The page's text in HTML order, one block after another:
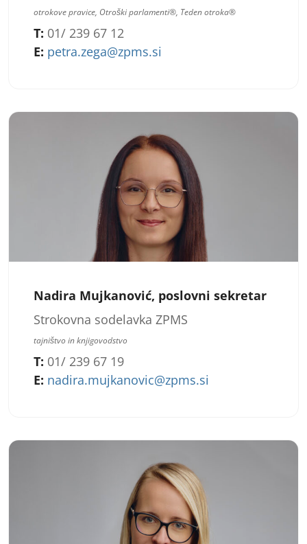
otrokove pravice, Otroški parlamenti®, Teden otroka®
T: 01/ 239 67 12
E: petra.zega@zpms.si
Nadira Mujkanović, poslovni sekretar
Strokovna sodelavka ZPMS
tajništvo in knjigovodstvo
T: 01/ 239 67 19
E: nadira.mujkanovic@zpms.si